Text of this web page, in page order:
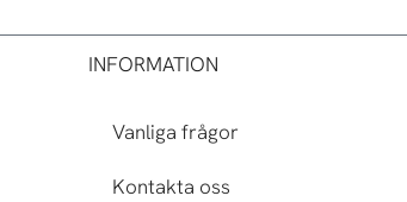
INFORMATION
Vanliga frågor
Kontakta oss